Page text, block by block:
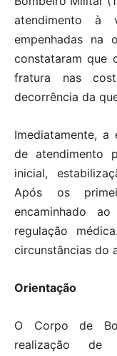
atendimento à
empenhadas na
constataram que
fratura nas
decorrência da
Imediatamente,
de atendimento
inicial,
Após os
encaminhado
regulação
circunstâncias do
Orientação
O Corpo de
realização de